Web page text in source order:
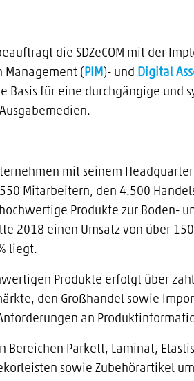
die SDZeCOM mit der
Management (PIM)- und Digital
Basis für eine durchgängige und
mit seinem
Mitarbeitern, den 4.500
Produkte zur Boden-
2018 einen Umsatz von über
liegt.
Produkte erfolgt über
den Großhandel sowie
an
Bereichen Parkett, Laminat,
sowie Zubehörartikel